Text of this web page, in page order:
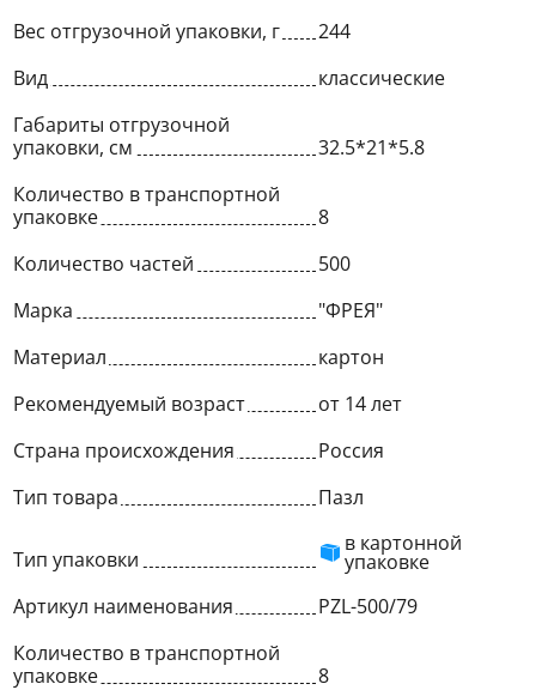
Вес отгрузочной упаковки, г
244
Вид
классические
Габариты отгрузочной
упаковки, см
32.5*21*5.8
Количество в транспортной
упаковке
8
Количество частей
500
Марка
"ФРЕЯ"
Материал
картон
Рекомендуемый возраст
от 14 лет
Страна происхождения
Россия
Тип товара
Пазл
Тип упаковки
в картонной
упаковке
Артикул наименования
PZL-500/79
Количество в транспортной
упаковке
8